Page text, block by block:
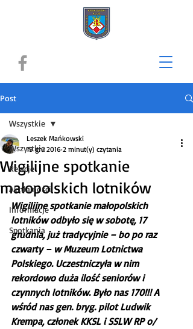
Post
Wszystkie
Relacje
Aktualności
Informacje
Spotkania
Wszystkie
Wigilijne spotkanie
małopolskich lotników
Leszek Mańkowski
19 gru 2016 2 minut(y) czytania
Wigilijne spotkanie małopolskich
lotników odbyło się w sobotę, 17
grudnia, już tradycyjnie – bo po raz
czwarty – w Muzeum Lotnictwa
Polskiego. Uczestniczyła w nim
rekordowo duża ilość seniorów i
czynnych lotników. Było nas 170!!! A
wśród nas gen. bryg. pilot Ludwik
Krempa, członek KKSL i SSLW RP o/